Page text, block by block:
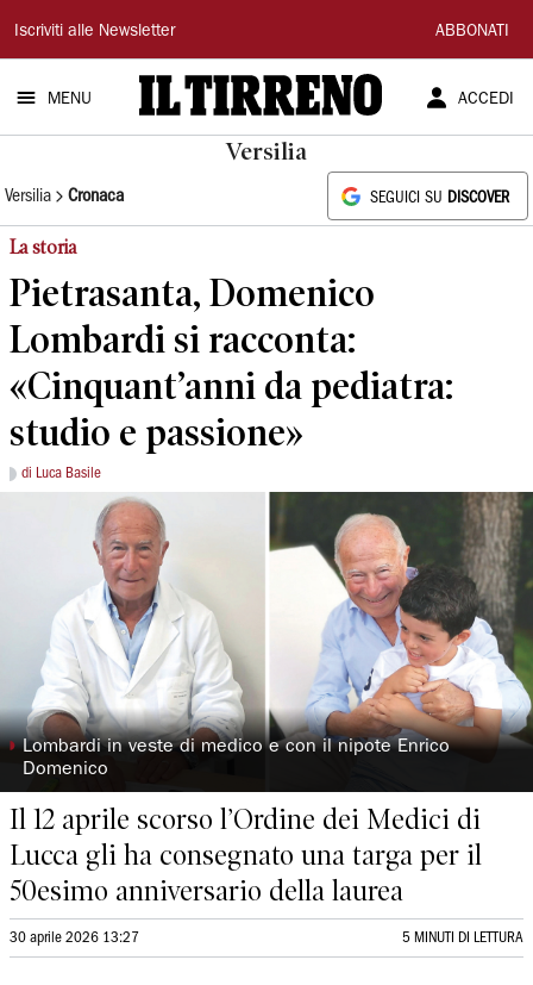
Il
Tirreno
Iscriviti alle Newsletter ABBONATI
MENU ACCEDI
Versilia
Versilia Cronaca SEGUICI SU DISCOVER
La storia
Pietrasanta, Domenico
Lombardi si racconta:
«Cinquant’anni da pediatra:
studio e passione»
di Luca Basile
◗Lombardi in veste di medico e con il nipote Enrico
Domenico
Il 12 aprile scorso l’Ordine dei Medici di
Lucca gli ha consegnato una targa per il
50esimo anniversario della laurea
30 aprile 2026 13:27 5 MINUTI DI LETTURA